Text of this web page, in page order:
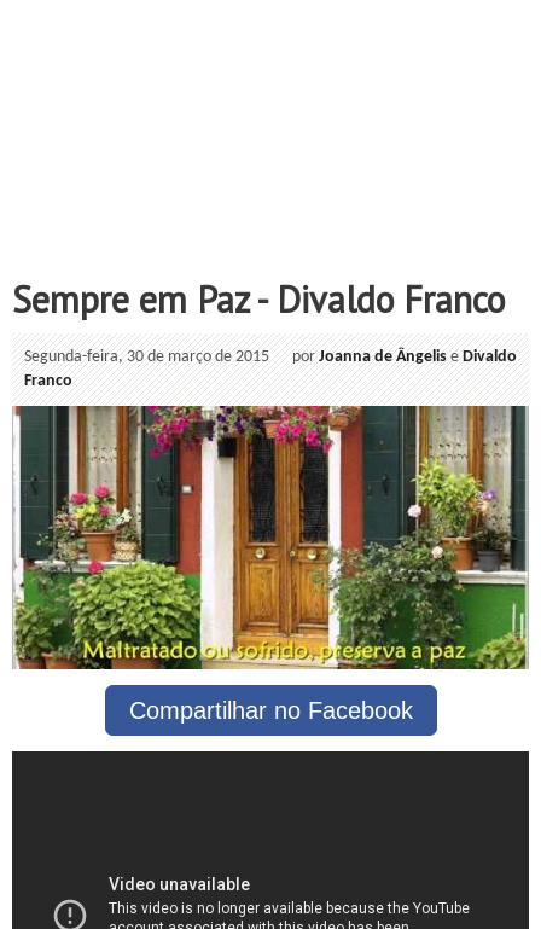
Sempre em Paz - Divaldo Franco
Segunda-feira, 30 de março de 2015 porJoanna de Ângelis eDivaldo
Franco
Compartilhar no Facebook